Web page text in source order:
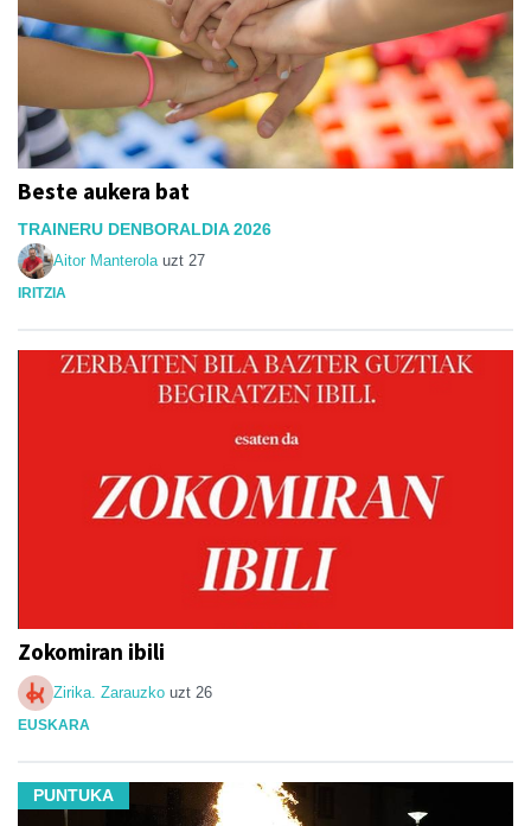
Beste aukera bat
TRAINERU DENBORALDIA 2026
Aitor Manterola uzt 27
IRITZIA
Zokomiran ibili
Zirika. Zarauzko uzt 26
EUSKARA
PUNTUKA